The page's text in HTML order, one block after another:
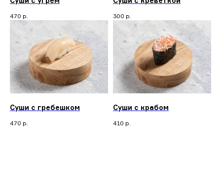
470 р. 300 р.
Суши с гребешком
470 р.
Суши с крабом
410 р.